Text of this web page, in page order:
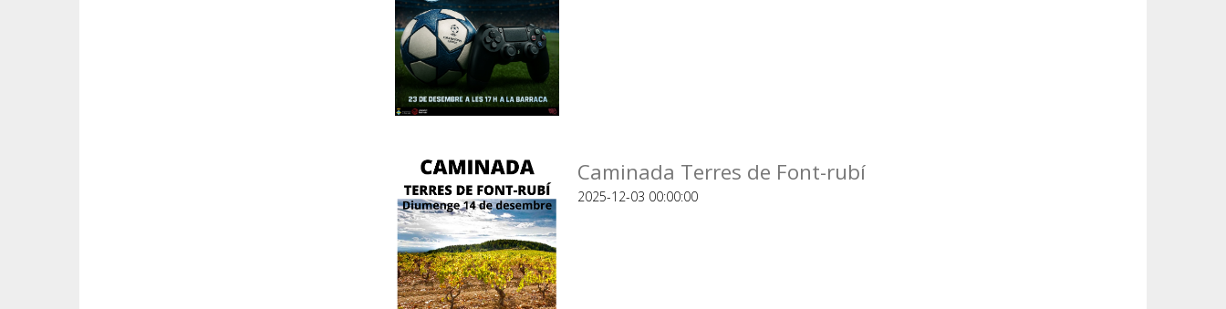
Caminada Terres de Font-rubí
2025-12-03 00:00:00